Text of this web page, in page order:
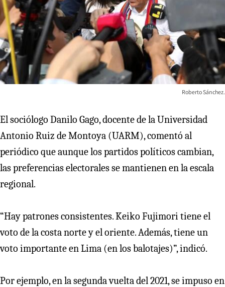
Roberto Sánchez.
El sociólogo Danilo Gago, docente de la Universidad
Antonio Ruiz de Montoya (UARM), comentó al
periódico que aunque los partidos políticos cambian,
las preferencias electorales se mantienen en la escala
regional.
“Hay patrones consistentes. Keiko Fujimori tiene el
voto de la costa norte y el oriente. Además, tiene un
voto importante en Lima (en los balotajes)”, indicó.
Por ejemplo, en la segunda vuelta del 2021, se impuso en